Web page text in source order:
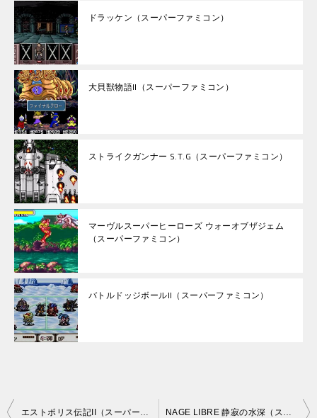
ドラッケン（スーパーファミコン）
大貝獣物語II（スーパーファミコン）
ストライクガンナー S.T.G（スーパーファミコン）
マーヴルスーパーヒーローズ ウォーオブザジェム
（スーパーファミコン）
バトルドッジボールII（スーパーファミコン）
投